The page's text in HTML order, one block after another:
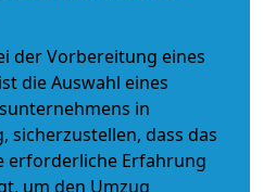
der Vorbereitung eines
die Auswahl eines
in
sicherzustellen, dass das
erforderliche Erfahrung
um den Umzug